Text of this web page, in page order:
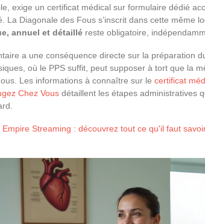
exige un certificat médical sur formulaire dédié
La Diagonale des Fous s’inscrit dans cette même
annuel et détaillé reste obligatoire,
a une conséquence directe sur la préparation
où le PPS suffit, peut supposer à tort que la
Les informations à connaître sur le certificat
Chez Vous détaillent les étapes administratives
Empire Streaming : découvrez tout ce qu'il faut